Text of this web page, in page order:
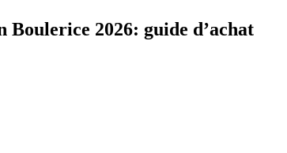
2026: guide d’achat